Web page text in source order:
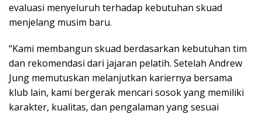
evaluasi menyeluruh terhadap kebutuhan skuad
menjelang musim baru.
“Kami membangun skuad berdasarkan kebutuhan tim
dan rekomendasi dari jajaran pelatih. Setelah Andrew
Jung memutuskan melanjutkan kariernya bersama
klub lain, kami bergerak mencari sosok yang memiliki
karakter, kualitas, dan pengalaman yang sesuai